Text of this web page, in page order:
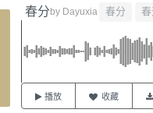
春分by Dayuxia 春分
播放 收藏